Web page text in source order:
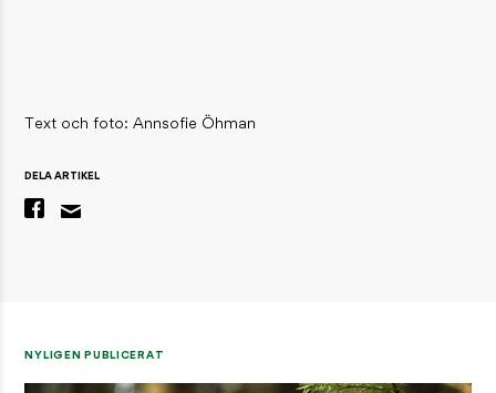
Text och foto: Annsofie Öhman
DELA ARTIKEL
NYLIGEN PUBLICERAT